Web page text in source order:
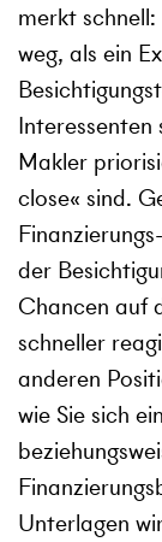
merkt
weg, als ein
Makler
close« sind.
der
Chancen auf
schneller
anderen
wie Sie sich
Unterlagen